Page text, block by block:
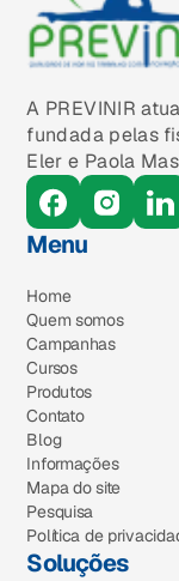
A PREVINIR
fundada pelas
Eler e Paola
Menu
Home
Quem somos
Campanhas
Cursos
Produtos
Contato
Blog
Informações
Mapa do site
Pesquisa
Política de
Soluções